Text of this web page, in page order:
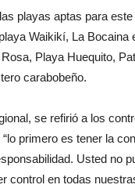
playas aptas para
Waikikí, La Bocaina
Playa Huequito,
carabobeño.
se refirió a los
primero es tener la
Usted no
control en todas